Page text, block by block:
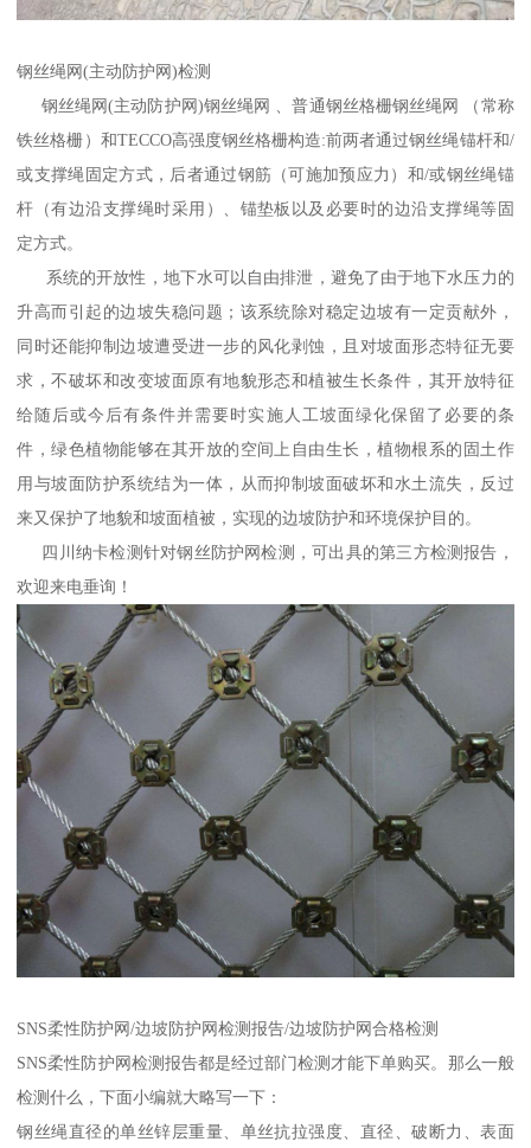
钢丝绳网(主动防护网)检测
钢丝绳网(主动防护网)钢丝绳网 、普通钢丝格栅钢丝绳网 （常称
铁丝格栅）和TECCO高强度钢丝格栅构造:前两者通过钢丝绳锚杆和/
或支撑绳固定方式，后者通过钢筋（可施加预应力）和/或钢丝绳锚
杆（有边沿支撑绳时采用）、锚垫板以及必要时的边沿支撑绳等固
定方式。
系统的开放性，地下水可以自由排泄，避免了由于地下水压力的
升高而引起的边坡失稳问题；该系统除对稳定边坡有一定贡献外，
同时还能抑制边坡遭受进一步的风化剥蚀，且对坡面形态特征无要
求，不破坏和改变坡面原有地貌形态和植被生长条件，其开放特征
给随后或今后有条件并需要时实施人工坡面绿化保留了必要的条
件，绿色植物能够在其开放的空间上自由生长，植物根系的固土作
用与坡面防护系统结为一体，从而抑制坡面破坏和水土流失，反过
来又保护了地貌和坡面植被，实现的边坡防护和环境保护目的。
四川纳卡检测针对钢丝防护网检测，可出具的第三方检测报告，
欢迎来电垂询！
SNS柔性防护网/边坡防护网检测报告/边坡防护网合格检测
SNS柔性防护网检测报告都是经过部门检测才能下单购买。那么一般
检测什么，下面小编就大略写一下：
钢丝绳直径的单丝锌层重量、单丝抗拉强度、直径、破断力、表面